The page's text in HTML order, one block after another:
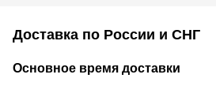
Доставка по России и СНГ
Основное время доставки